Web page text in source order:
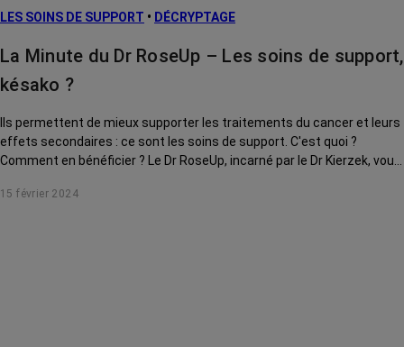
LES SOINS DE SUPPORT • DÉCRYPTAGE
La Minute du Dr RoseUp – Les soins de support,
késako ?
Ils permettent de mieux supporter les traitements du cancer et leurs
effets secondaires : ce sont les soins de support. C'est quoi ?
Comment en bénéficier ? Le Dr RoseUp, incarné par le Dr Kierzek, vous
15 février 2024